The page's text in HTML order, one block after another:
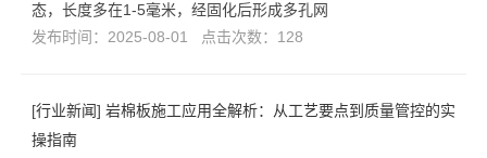
态，长度多在1-5毫米，经固化后形成多孔网
发布时间：2025-08-01 点击次数：128
[行业新闻] 岩棉板施工应用全解析：从工艺要点到质量管控的实
操指南